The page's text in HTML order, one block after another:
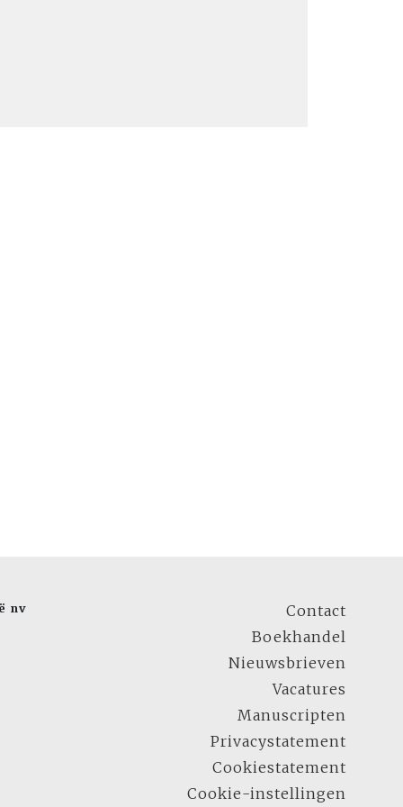
nv
Contact
Boekhandel
Nieuwsbrieven
Vacatures
Manuscripten
Privacystatement
Cookiestatement
Cookie-instellingen